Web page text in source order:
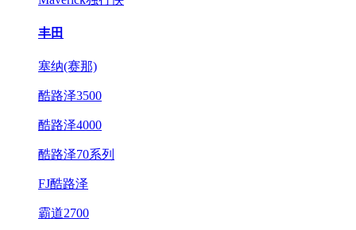
丰田
塞纳(赛那)
酷路泽3500
酷路泽4000
酷路泽70系列
FJ酷路泽
霸道2700